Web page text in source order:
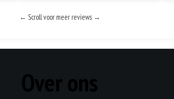
← Scroll voor meer reviews →
Over ons